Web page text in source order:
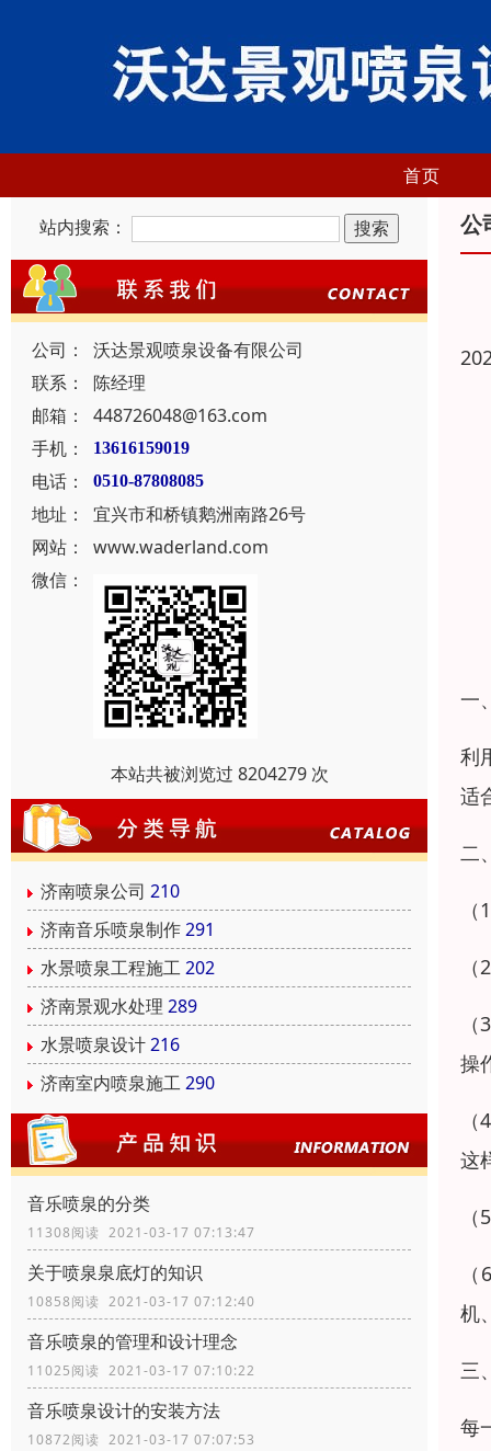
首页
站内搜索：
公司：
沃达景观喷泉设备有限公司
联系：
陈经理
邮箱：
448726048@163.com
手机：
13616159019
电话： 0510-87808085
地址：
宜兴市和桥镇鹅洲南路26号
网站：
www.waderland.com
微信：
本站共被浏览过 8204279 次
济南喷泉公司 210
济南音乐喷泉制作291
水景喷泉工程施工202
济南景观水处理 289
水景喷泉设计216
济南室内喷泉施工290
音乐喷泉的分类
11308阅读 2021-03-17 07:13:47
关于喷泉泉底灯的知识
10858阅读 2021-03-17 07:12:40
音乐喷泉的管理和设计理念
11025阅读 2021-03-17 07:10:22
音乐喷泉设计的安装方法
10872阅读 2021-03-17 07:07:53
公
一
利
适
二
操
这
机
三
每